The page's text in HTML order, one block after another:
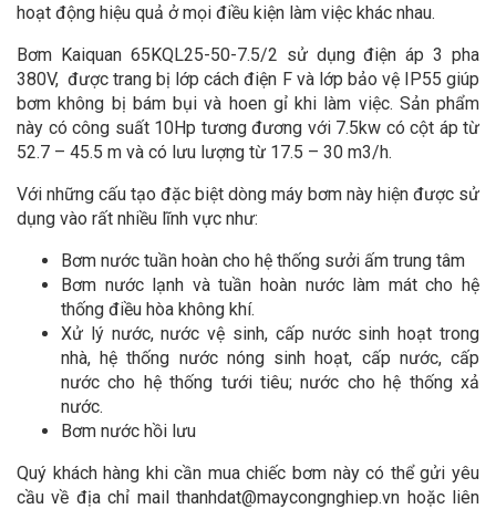
hoạt động hiệu quả ở mọi điều kiện làm việc khác nhau.
Bơm Kaiquan 65KQL25-50-7.5/2 sử dụng điện áp 3 pha
380V, được trang bị lớp cách điện F và lớp bảo vệ IP55 giúp
bơm không bị bám bụi và hoen gỉ khi làm việc. Sản phẩm
này có công suất 10Hp tương đương với 7.5kw có cột áp từ
52.7 – 45.5 m và có lưu lượng từ 17.5 – 30 m3/h.
Với những cấu tạo đặc biệt dòng máy bơm này hiện được sử
dụng vào rất nhiều lĩnh vực như:
Bơm nước tuần hoàn cho hệ thống sưởi ấm trung tâm
Bơm nước lạnh và tuần hoàn nước làm mát cho hệ
thống điều hòa không khí.
Xử lý nước, nước vệ sinh, cấp nước sinh hoạt trong
nhà, hệ thống nước nóng sinh hoạt, cấp nước, cấp
nước cho hệ thống tưới tiêu; nước cho hệ thống xả
nước.
Bơm nước hồi lưu
Quý khách hàng khi cần mua chiếc bơm này có thể gửi yêu
cầu về địa chỉ mail thanhdat@maycongnghiep.vn hoặc liên